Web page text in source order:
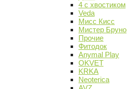
4 с хвостиком
Veda
Мисс Кисс
Мистер Бруно
Прочие
Фитодок
Anymal Play
OKVET
KRKA
Neoterica